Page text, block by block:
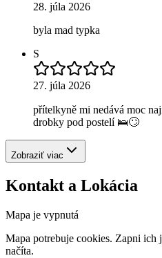
28. júla 2026
byla mad typka
S
27. júla 2026
přítelkyně mi nedává moc
drobky pod postelí 🛌🙄
Zobraziť viac
Kontakt a Lokácia
Mapa je vypnutá
Mapa potrebuje cookies. Zapni ich
načíta.